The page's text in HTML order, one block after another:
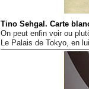
Tino Sehgal. Carte
On peut enfin voir ou
Le Palais de Tokyo, en